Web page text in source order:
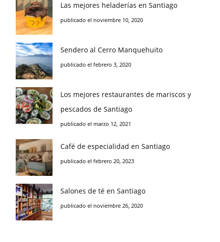
Las mejores heladerías en Santiago
publicado el noviembre 10, 2020
Sendero al Cerro Manquehuito
publicado el febrero 3, 2020
Los mejores restaurantes de mariscos y
pescados de Santiago
publicado el marzo 12, 2021
Café de especialidad en Santiago
publicado el febrero 20, 2023
Salones de té en Santiago
publicado el noviembre 26, 2020